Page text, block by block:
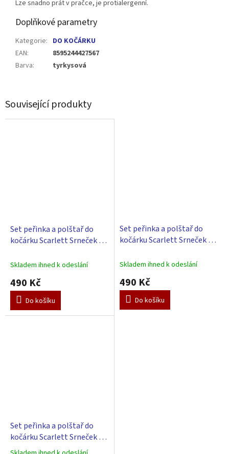
Související produkty
Set peřinka a polštař do
kočárku Scarlett Srneček -
Skladem ihned k odeslání
490 Kč
Do košíku
Set peřinka a polštař do
kočárku Scarlett Srneček -
Skladem ihned k odeslání
490 Kč
Do košíku
Set peřinka a polštař do
kočárku Scarlett Srneček -
růžová
Lze snadno prát v pračce, je protialergenní.
Doplňkové parametry
Kategorie: DO KOČÁRKU
EAN:
8595244427567
Barva: tyrkysová